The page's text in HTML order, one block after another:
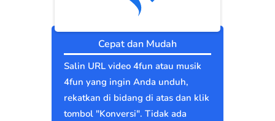
Cepat dan Mudah
Salin URL video 4fun atau musik
4fun yang ingin Anda unduh,
rekatkan di bidang di atas dan klik
tombol "Konversi". Tidak ada